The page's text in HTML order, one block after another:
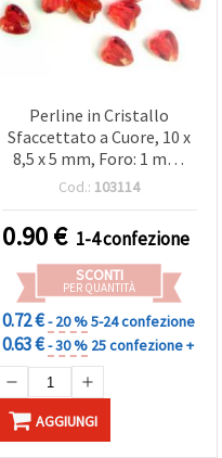
Perline in Cristallo
Sfaccettato a Cuore, 10 x
8,5 x 5 mm, Foro: 1 mm,
Rosso, 20 g (~80 pz)
Cod.: 103114
0.90€ 1-4 confezione
SCONTI
PER QUANTITÀ
0.72 €- 20 %5-24 confezione
0.63 €- 30 % 25 confezione +
AGGIUNGI